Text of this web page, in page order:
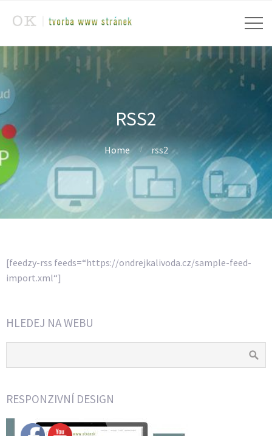
RSS2
Home rss2
[feedzy-rss feeds=“https://ondrejkalivoda.cz/sample-feed-
import.xml“]
HLEDEJ NA WEBU
RESPONZIVNÍ DESIGN